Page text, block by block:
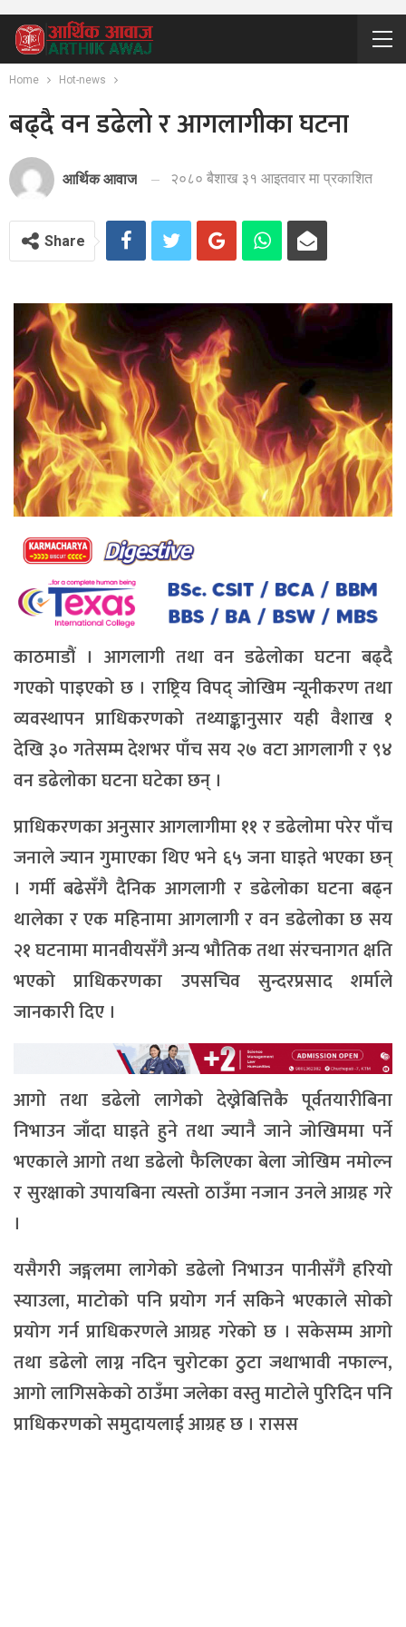
Home Hot-news
बढ्दै वन डढेलो र आगलागीका घटना
आर्थिक आवाज २०८० बैशाख ३१ आइतवार मा प्रकाशित
Share
काठमाडौं । आगलागी तथा वन डढेलोका घटना बढ्दै
गएको पाइएको छ । राष्ट्रिय विपद् जोखिम न्यूनीकरण तथा
व्यवस्थापन प्राधिकरणको तथ्याङ्कानुसार यही वैशाख १
देखि ३० गतेसम्म देशभर पाँच सय २७ वटा आगलागी र ९४
वन डढेलोका घटना घटेका छन् ।
प्राधिकरणका अनुसार आगलागीमा ११ र डढेलोमा परेर पाँच
जनाले ज्यान गुमाएका थिए भने ६५ जना घाइते भएका छन्
। गर्मी बढेसँगै दैनिक आगलागी र डढेलोका घटना बढ्न
थालेका र एक महिनामा आगलागी र वन डढेलोका छ सय
२१ घटनामा मानवीयसँगै अन्य भौतिक तथा संरचनागत क्षति
भएको प्राधिकरणका उपसचिव सुन्दरप्रसाद शर्माले
जानकारी दिए ।
आगो तथा डढेलो लागेको देख्नेबित्तिकै पूर्वतयारीबिना
निभाउन जाँदा घाइते हुने तथा ज्यानै जाने जोखिममा पर्ने
भएकाले आगो तथा डढेलो फैलिएका बेला जोखिम नमोल्न
र सुरक्षाको उपायबिना त्यस्तो ठाउँमा नजान उनले आग्रह गरे
।
यसैगरी जङ्गलमा लागेको डढेलो निभाउन पानीसँगै हरियो
स्याउला, माटोको पनि प्रयोग गर्न सकिने भएकाले सोको
प्रयोग गर्न प्राधिकरणले आग्रह गरेको छ । सकेसम्म आगो
तथा डढेलो लाग्न नदिन चुरोटका ठुटा जथाभावी नफाल्न,
आगो लागिसकेको ठाउँमा जलेका वस्तु माटोले पुरिदिन पनि
प्राधिकरणको समुदायलाई आग्रह छ । रासस